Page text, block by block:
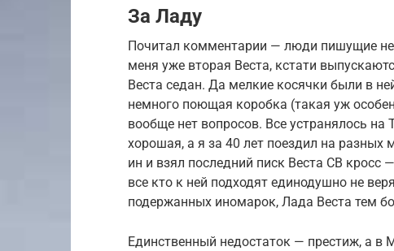
За Ладу
Почитал комментарии — люди пишущие не
меня уже вторая Веста, кстати
Веста седан. Да мелкие косячки были в
немного поющая коробка (такая уж
вообще нет вопросов. Все устранялось
хорошая, а я за 40 лет поездил на
ин и взял последний писк Веста СВ
все кто к ней подходят единодушно не
подержанных иномарок, Лада Веста тем
Единственный недостаток — престиж, а в